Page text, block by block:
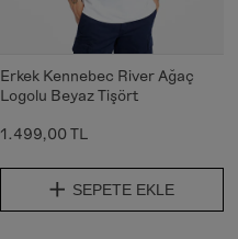
Erkek Kennebec River Ağaç
Logolu Beyaz Tişört
1.499,00 TL
SEPETE EKLE